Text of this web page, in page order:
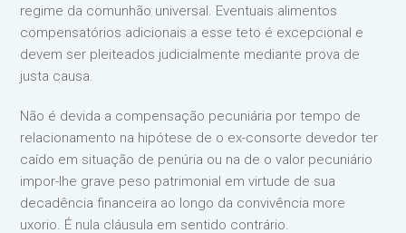
regime da comunhão universal. Eventuais alimentos
compensatórios adicionais a esse teto é excepcional e
devem ser pleiteados judicialmente mediante prova de
justa causa.
Não é devida a compensação pecuniária por tempo de
relacionamento na hipótese de o ex-consorte devedor ter
caído em situação de penúria ou na de o valor pecuniário
impor-lhe grave peso patrimonial em virtude de sua
decadência financeira ao longo da convivência more
uxorio. É nula cláusula em sentido contrário.